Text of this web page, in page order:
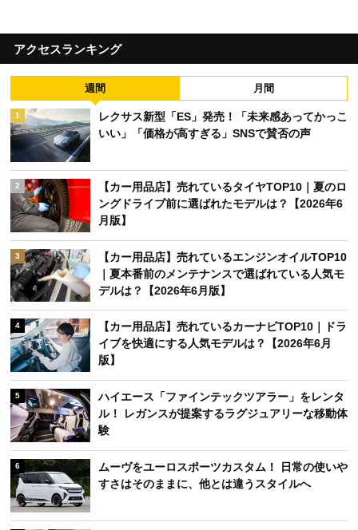
アクセスランキング
週間 月間
1
レクサス新型「ES」発売！「未来感あってかっこ
いい」「価格が高すぎる」SNSで賛否の声
2
【カー用品店】売れているタイヤTOP10｜夏のロ
ングドライブ前に選ばれたモデルは？【2026年6
月版】
3
【カー用品店】売れているエンジンオイルTOP10
｜夏本番前のメンテナンスで選ばれている人気モ
デルは？【2026年6月版】
4
【カー用品店】売れているカーナビTOP10｜ドラ
イブを快適にする人気モデルは？【2026年6月
版】
5
ハイエース「ファインテックツアラー」をレンタ
ル！ レガンスが提案するラグジュアリーな移動体
験
6
ムーヴをユーロスポーツカスタム！ 日常の使いや
すさはそのままに、他とは違うスタイルへ